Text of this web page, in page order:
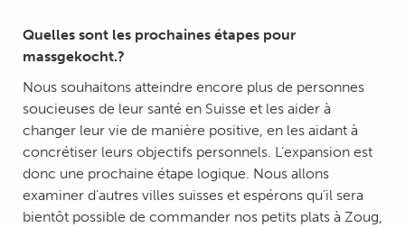
Quelles sont les prochaines étapes pour
massgekocht.?
Nous souhaitons atteindre encore plus de personnes
soucieuses de leur santé en Suisse et les aider à
changer leur vie de manière positive, en les aidant à
concrétiser leurs objectifs personnels. L’expansion est
donc une prochaine étape logique. Nous allons
examiner d’autres villes suisses et espérons qu’il sera
bientôt possible de commander nos petits plats à Zoug,